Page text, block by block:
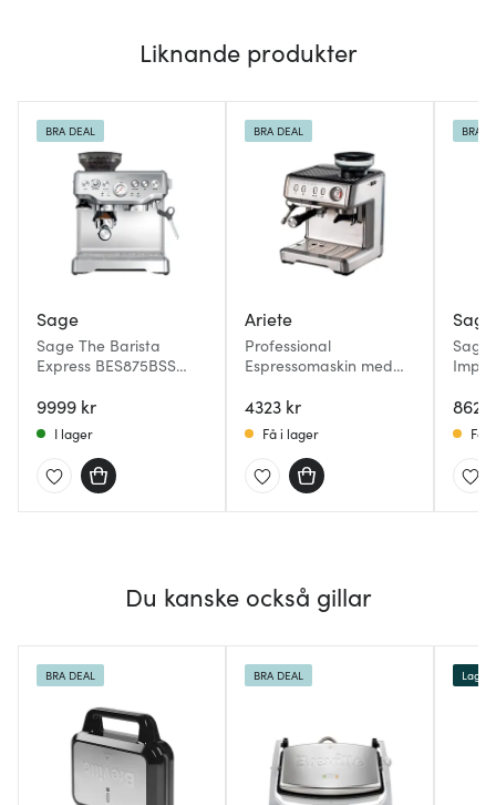
Liknande produkter
Sage
Sage The Barista
Express BES875BSS
9999 kr
BRA DEAL
I lager
Ariete
Professional
Espressomaskin med
4323 kr
BRA DEAL
Få i lager
Sage
Sage
BRA
Få
Du kanske också gillar
BRA DEAL BRA DEAL